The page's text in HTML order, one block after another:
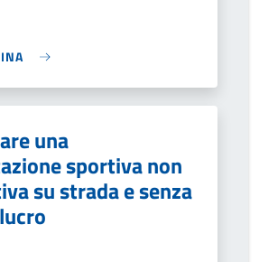
una
sportiva non
su strada e senza